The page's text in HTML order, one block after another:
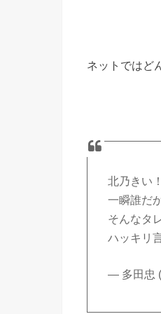
ネットではど
北乃きい
一瞬誰だ
そんなタ
ハッキリ
— 多田忠